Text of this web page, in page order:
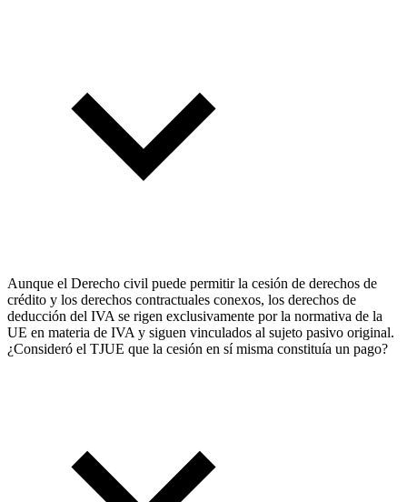
Aunque el Derecho civil puede permitir la cesión de derechos de
crédito y los derechos contractuales conexos, los derechos de
deducción del IVA se rigen exclusivamente por la normativa de la
UE en materia de IVA y siguen vinculados al sujeto pasivo original.
¿Consideró el TJUE que la cesión en sí misma constituía un pago?